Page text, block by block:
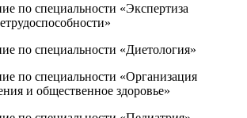
по специальности «Экспертиза
по специальности «Диетология»
по специальности «Организация
и общественное здоровье»